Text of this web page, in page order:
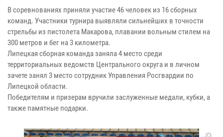
В соревнованиях приняли участие 46 человек из 16 сборных
команд. Участники турнира выявляли сильнейших в точности
стрельбы из пистолета Макарова, плавании вольным стилем на
300 метров и бег на 3 километра.
Липецкая сборная команда заняла 4 место среди
территориальных ведомств Центрального округа и в личном
зачете занял 3 место сотрудник Управления Росгвардии по
Липецкой области.
Победителям и призерам вручили заслуженные медали, кубки, а
также памятные подарки.